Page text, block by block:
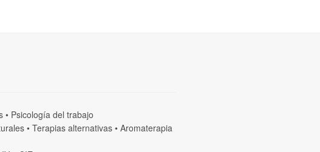
• Psicología del trabajo
• Terapias alternativas • Aromaterapia